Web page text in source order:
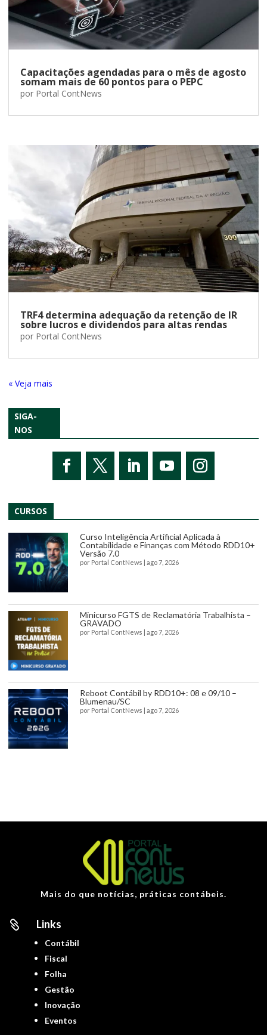
Capacitações agendadas para o mês de agosto
somam mais de 60 pontos para o PEPC
por Portal ContNews
TRF4 determina adequação da retenção de IR
sobre lucros e dividendos para altas rendas
por Portal ContNews
« Entradas Antigas
SIGA-
NOS
CURSOS
Curso Inteligência Artificial Aplicada à
Contabilidade e Finanças com Método RDD10+
Versão 7.0
por Portal ContNews ago 7, 2026
Minicurso FGTS de Reclamatória Trabalhista –
GRAVADO
por Portal ContNews ago 7, 2026
Reboot Contábil by RDD10+: 08 e 09/10 –
Blumenau/SC
por Portal ContNews ago 7, 2026
Mais do que notícias, práticas contábeis.
 Links
Contábil
Fiscal
Folha
Gestão
Inovação
Eventos